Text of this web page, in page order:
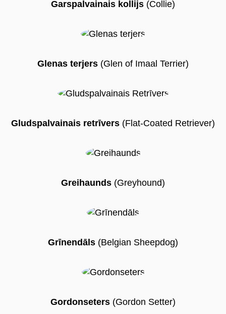
Garspalvainais kollijs (Collie)
Glenas terjers (Glen of Imaal Terrier)
Gludspalvainais retrīvers (Flat-Coated Retriever)
Greihaunds (Greyhound)
Grīnendāls (Belgian Sheepdog)
Gordonseters (Gordon Setter)